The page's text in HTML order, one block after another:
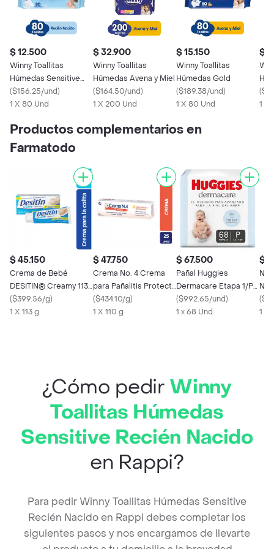
$ 12.500
Winny Toallitas
Húmedas Sensitive
Recién Nacido
($156.25/und)
1 X 80 Und
$ 32.900
Winny Toallitas
Húmedas Avena y Miel
($164.50/und)
1 X 200 Und
$ 15.150
Winny Toallitas
Húmedas Gold
($189.38/und)
1 X 80 Und
$
(
1 X
Productos complementarios en
Farmatodo
$ 45.150
Crema de Bebé
DESITIN® Creamy 113
Gr
($399.56/g)
1 X 113 g
$ 47.750
Crema No. 4 Crema
para Pañalitis Protect
(40%)
($434.10/g)
1 X 110 g
$ 67.500
Pañal Huggies
Dermacare Etapa 1/P
Cuidado Para la Piel
68 Und
($992.65/und)
1 x 68 Und
$
(
1 x
¿Cómo pedir Winny
Toallitas Húmedas
Sensitive Recién Nacido
en Rappi?
Para pedir Winny Toallitas Húmedas Sensitive
Recién Nacido en Rappi debes completar los
siguientes pasos y nos encargamos de llevarte